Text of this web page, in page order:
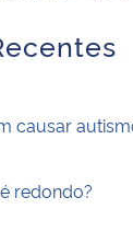
causar
redondo?